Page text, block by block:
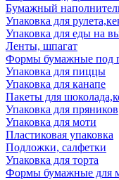
Бумажный
Упаковка для
Упаковка для еды на
Ленты, шпагат
Формы бумажные под
Упаковка для пиццы
Упаковка для канапе
Пакеты для
Упаковка для пряников
Упаковка для моти
Пластиковая упаковка
Подложки, салфетки
Упаковка для торта
Формы бумажные для